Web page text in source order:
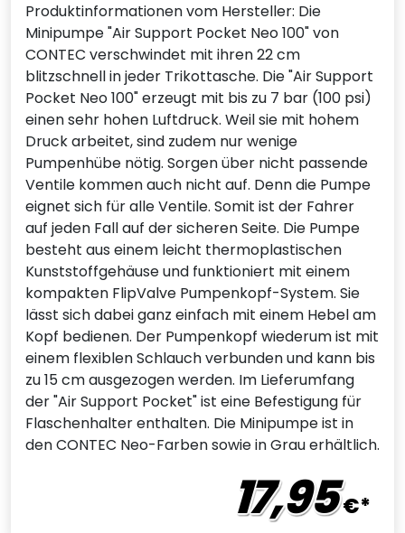
Produktinformationen vom Hersteller: Die
Minipumpe "Air Support Pocket Neo 100" von
CONTEC verschwindet mit ihren 22 cm
blitzschnell in jeder Trikottasche. Die "Air Support
Pocket Neo 100" erzeugt mit bis zu 7 bar (100 psi)
einen sehr hohen Luftdruck. Weil sie mit hohem
Druck arbeitet, sind zudem nur wenige
Pumpenhübe nötig. Sorgen über nicht passende
Ventile kommen auch nicht auf. Denn die Pumpe
eignet sich für alle Ventile. Somit ist der Fahrer
auf jeden Fall auf der sicheren Seite. Die Pumpe
besteht aus einem leicht thermoplastischen
Kunststoffgehäuse und funktioniert mit einem
kompakten FlipValve Pumpenkopf-System. Sie
lässt sich dabei ganz einfach mit einem Hebel am
Kopf bedienen. Der Pumpenkopf wiederum ist mit
einem flexiblen Schlauch verbunden und kann bis
zu 15 cm ausgezogen werden. Im Lieferumfang
der "Air Support Pocket" ist eine Befestigung für
Flaschenhalter enthalten. Die Minipumpe ist in
den CONTEC Neo-Farben sowie in Grau erhältlich.
17,95€*